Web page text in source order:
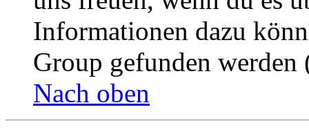
Informationen dazu
Group gefunden
Nach oben